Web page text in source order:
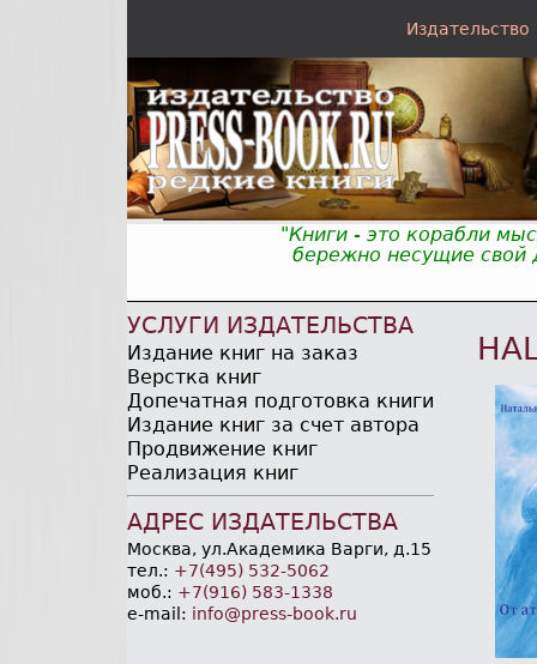
Издательство
"Книги - это корабли
бережно несущие свой
УСЛУГИ ИЗДАТЕЛЬСТВА
Издание книг на заказ
Верстка книг
Допечатная подготовка книги
Издание книг за счет автора
Продвижение книг
Реализация книг
АДРЕС ИЗДАТЕЛЬСТВА
Москва, ул.Академика Варги, д.15
тел.: +7(495) 532-5062
моб.: +7(916) 583-1338
e-mail: info@press-book.ru